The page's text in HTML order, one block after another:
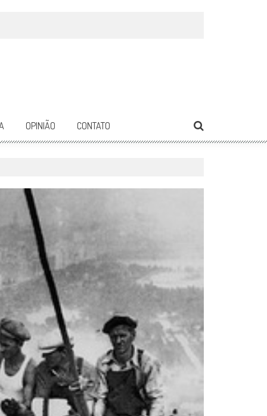
OPINIÃO CONTATO